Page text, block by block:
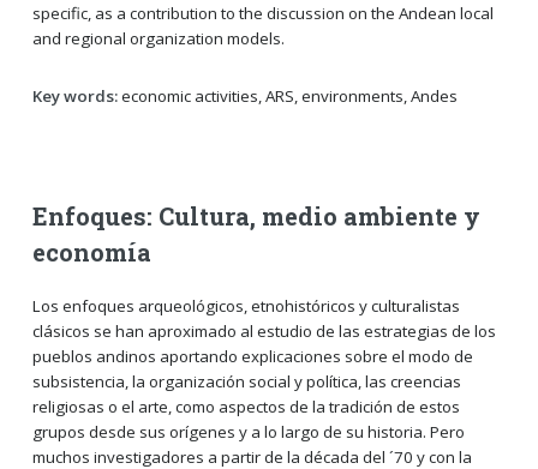
specific, as a contribution to the discussion on the Andean local
and regional organization models.
Key words:economic activities, ARS, environments, Andes
Enfoques: Cultura, medio ambiente y
economía
Los enfoques arqueológicos, etnohistóricos y culturalistas
clásicos se han aproximado al estudio de las estrategias de los
pueblos andinos aportando explicaciones sobre el modo de
subsistencia, la organización social y política, las creencias
religiosas o el arte, como aspectos de la tradición de estos
grupos desde sus orígenes y a lo largo de su historia. Pero
muchos investigadores a partir de la década del ´70 y con la